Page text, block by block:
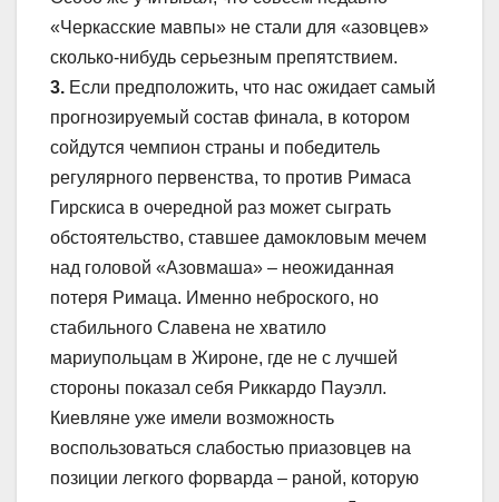
«Черкасские мавпы» не стали для «азовцев»
сколько-нибудь серьезным препятствием.
3. Если предположить, что нас ожидает самый
прогнозируемый состав финала, в котором
сойдутся чемпион страны и победитель
регулярного первенства, то против Римаса
Гирскиса в очередной раз может сыграть
обстоятельство, ставшее дамокловым мечем
над головой «Азовмаша» – неожиданная
потеря Римаца. Именно неброского, но
стабильного Славена не хватило
мариупольцам в Жироне, где не с лучшей
стороны показал себя Риккардо Пауэлл.
Киевляне уже имели возможность
воспользоваться слабостью приазовцев на
позиции легкого форварда – раной, которую